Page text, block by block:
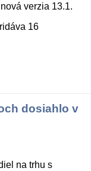
verzia 13.1.
16
dosiahlo v
na trhu s